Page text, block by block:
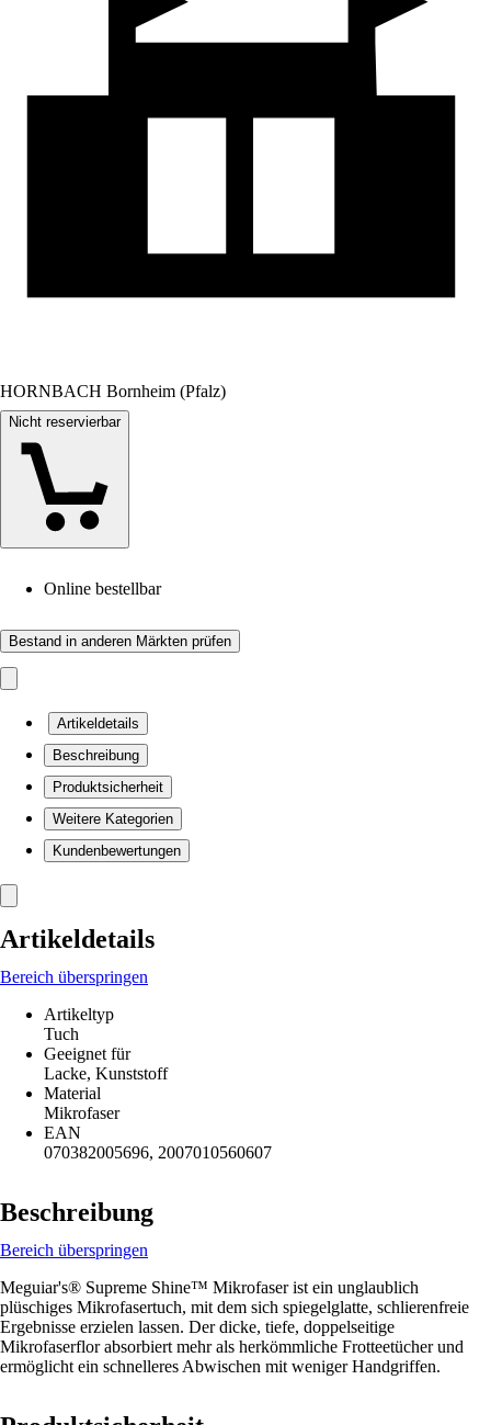
HORNBACH Bornheim (Pfalz)
Nicht reservierbar
Online bestellbar
Bestand in anderen Märkten prüfen
Artikeldetails
Beschreibung
Produktsicherheit
Weitere Kategorien
Kundenbewertungen
Artikeldetails
Bereich überspringen
Artikeltyp
Tuch
Geeignet für
Lacke, Kunststoff
Material
Mikrofaser
EAN
070382005696, 2007010560607
Beschreibung
Bereich überspringen
Meguiar's® Supreme Shine™ Mikrofaser ist ein unglaublich
plüschiges Mikrofasertuch, mit dem sich spiegelglatte, schlierenfreie
Ergebnisse erzielen lassen. Der dicke, tiefe, doppelseitige
Mikrofaserflor absorbiert mehr als herkömmliche Frotteetücher und
ermöglicht ein schnelleres Abwischen mit weniger Handgriffen.